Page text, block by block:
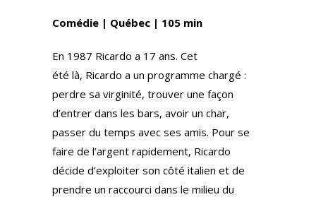
m
Comédie | Québec | 105 min
En 1987 Ricardo a 17 ans. Cet
été là, Ricardo a un programme chargé :
perdre sa virginité, trouver une façon
d’entrer dans les bars, avoir un char,
passer du temps avec ses amis. Pour se
faire de l’argent rapidement, Ricardo
décide d’exploiter son côté italien et de
prendre un raccourci dans le milieu du